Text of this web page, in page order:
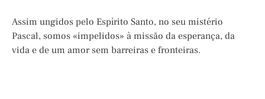
Assim ungidos pelo Espírito Santo, no seu mistério
Pascal, somos «impelidos» à missão da esperança, da
vida e de um amor sem barreiras e fronteiras.